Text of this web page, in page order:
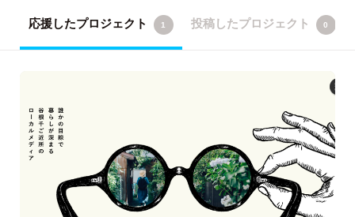
応援したプロジェクト 1 投稿したプロジェクト 0